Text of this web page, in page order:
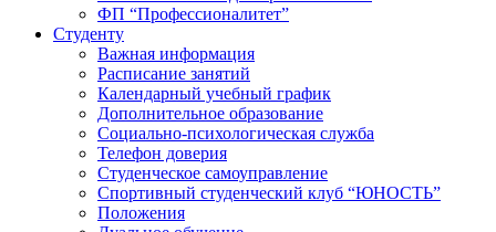
ФП “Профессионалитет”
Студенту
Важная информация
Расписание занятий
Календарный учебный график
Дополнительное образование
Социально-психологическая служба
Телефон доверия
Студенческое самоуправление
Спортивный студенческий клуб “ЮНОСТЬ”
Положения